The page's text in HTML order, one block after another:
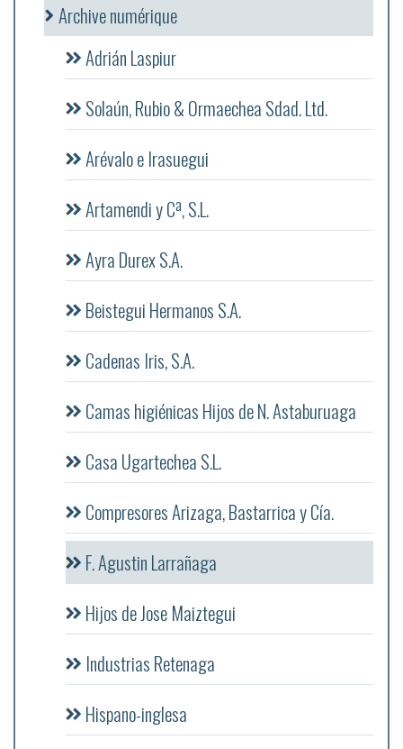
Archive numérique
Adrián Laspiur
Solaún, Rubio & Ormaechea Sdad. Ltd.
Arévalo e Irasuegui
Artamendi y Cª, S.L.
Ayra Durex S.A.
Beistegui Hermanos S.A.
Cadenas Iris, S.A.
Camas higiénicas Hijos de N. Astaburuaga
Casa Ugartechea S.L.
Compresores Arizaga, Bastarrica y Cía.
F. Agustin Larrañaga
Hijos de Jose Maiztegui
Industrias Retenaga
Hispano-inglesa